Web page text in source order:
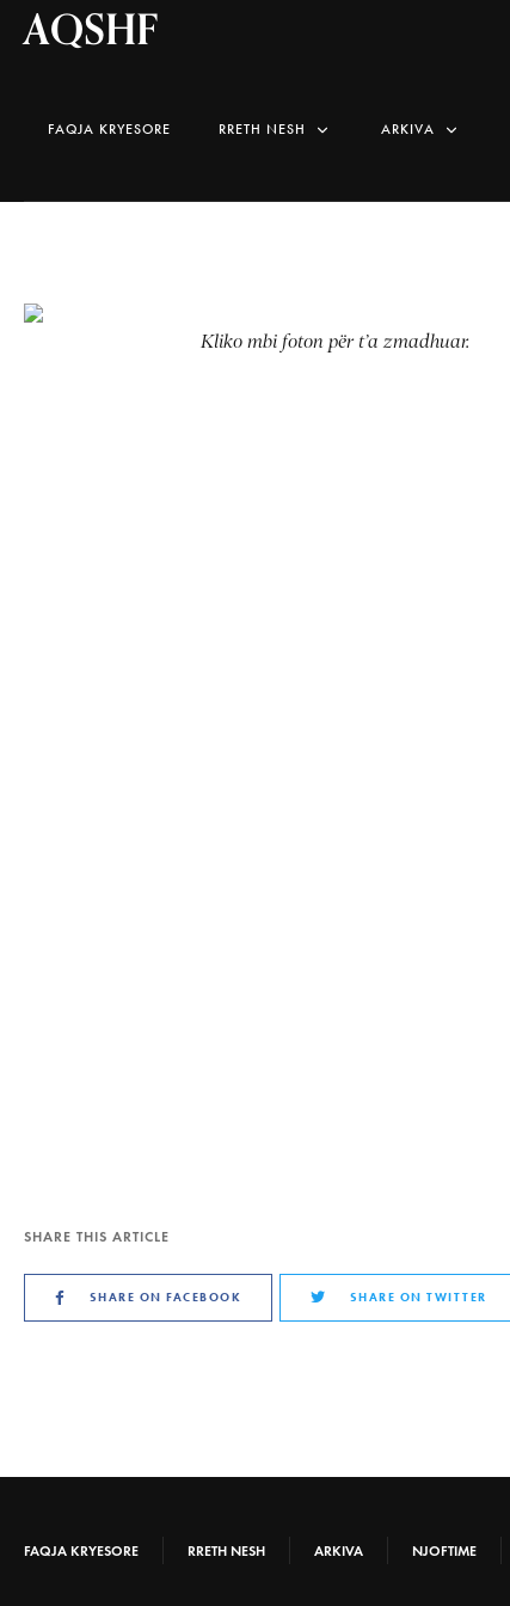
AQSHF
FAQJA KRYESORE RRETH NESH ARKIVA
Kliko mbi foton për t’a zmadhuar.
SHARE THIS ARTICLE
SHARE ON FACEBOOK SHARE ON TWITTER
FAQJA KRYESORE RRETH NESH ARKIVA NJOFTIME